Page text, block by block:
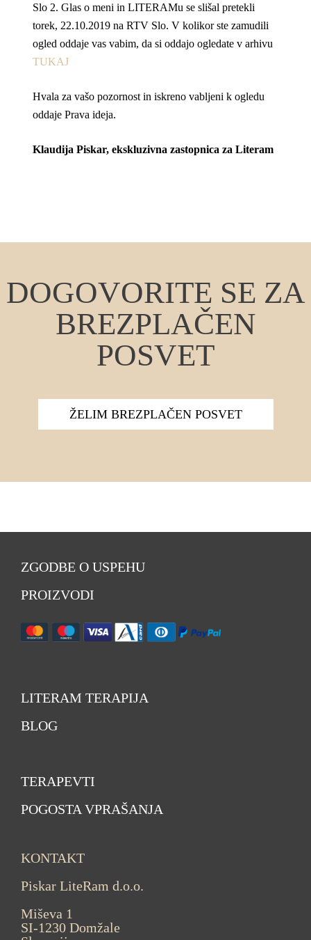
Slo 2. Glas o meni in LITERAMu se slišal pretekli
torek, 22.10.2019 na RTV Slo. V kolikor ste zamudili
ogled oddaje vas vabim, da si oddajo ogledate v arhivu
TUKAJ
Hvala za vašo pozornost in iskreno vabljeni k ogledu
oddaje Prava ideja.
Klaudija Piskar, ekskluzivna zastopnica za Literam
DOGOVORITE SE ZA
BREZPLAČEN
POSVET
ŽELIM BREZPLAČEN POSVET
ZGODBE O USPEHU
PROIZVODI
LITERAM TERAPIJA
BLOG
TERAPEVTI
POGOSTA VPRAŠANJA
KONTAKT
Piskar LiteRam d.o.o.
Miševa 1
SI-1230 Domžale